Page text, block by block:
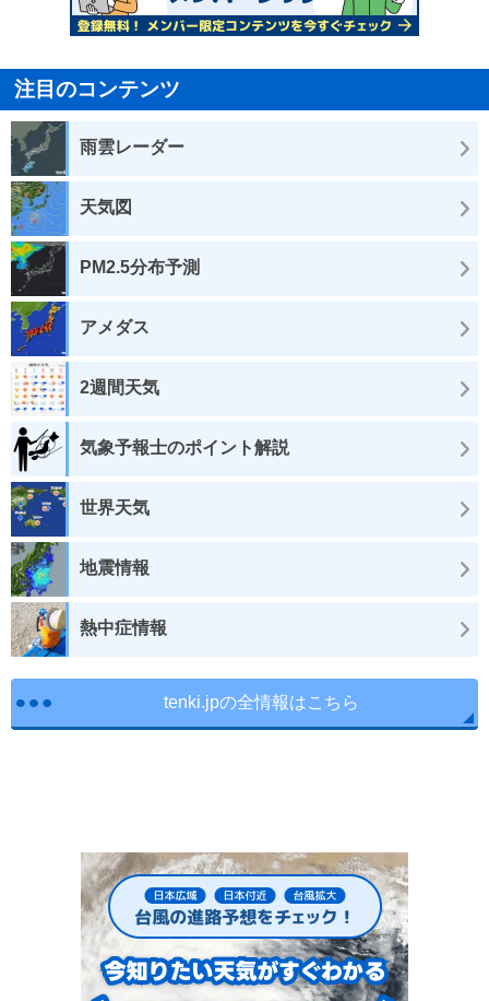
注目のコンテンツ
雨雲レーダー
天気図
PM2.5分布予測
アメダス
2週間天気
気象予報士のポイント解説
世界天気
地震情報
熱中症情報
tenki.jpの全情報はこちら